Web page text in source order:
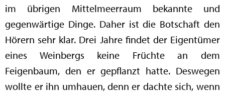
im übrigen Mittelmeerraum bekannte und
gegenwärtige Dinge. Daher ist die Botschaft den
Hörern sehr klar. Drei Jahre findet der Eigentümer
eines Weinbergs keine Früchte an dem
Feigenbaum, den er gepflanzt hatte. Deswegen
wollte er ihn umhauen, denn er dachte sich, wenn